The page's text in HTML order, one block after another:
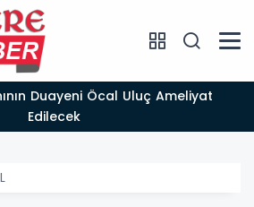
Edilecek